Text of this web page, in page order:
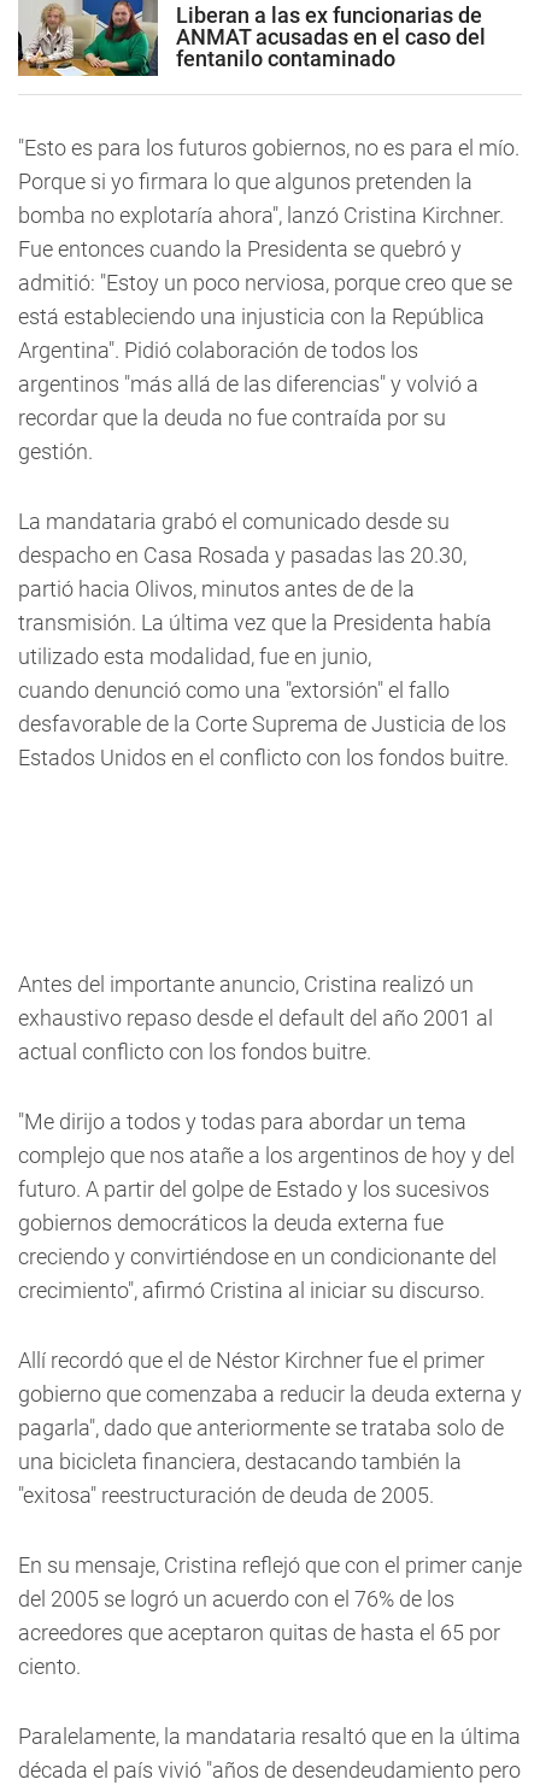
Liberan a las ex funcionarias de
ANMAT acusadas en el caso del
fentanilo contaminado
"Esto es para los futuros gobiernos, no es para el mío.
Porque si yo firmara lo que algunos pretenden la
bomba no explotaría ahora", lanzó Cristina Kirchner.
Fue entonces cuando la Presidenta se quebró y
admitió: "Estoy un poco nerviosa, porque creo que se
está estableciendo una injusticia con la República
Argentina". Pidió colaboración de todos los
argentinos "más allá de las diferencias" y volvió a
recordar que la deuda no fue contraída por su
gestión.
La mandataria grabó el comunicado desde su
despacho en Casa Rosada y pasadas las 20.30,
partió hacia Olivos, minutos antes de de la
transmisión. La última vez que la Presidenta había
utilizado esta modalidad, fue en junio,
cuando denunció como una "extorsión" el fallo
desfavorable de la Corte Suprema de Justicia de los
Estados Unidos en el conflicto con los fondos buitre.
Antes del importante anuncio, Cristina realizó un
exhaustivo repaso desde el default del año 2001 al
actual conflicto con los fondos buitre.
"Me dirijo a todos y todas para abordar un tema
complejo que nos atañe a los argentinos de hoy y del
futuro. A partir del golpe de Estado y los sucesivos
gobiernos democráticos la deuda externa fue
creciendo y convirtiéndose en un condicionante del
crecimiento", afirmó Cristina al iniciar su discurso.
Allí recordó que el de Néstor Kirchner fue el primer
gobierno que comenzaba a reducir la deuda externa y
pagarla", dado que anteriormente se trataba solo de
una bicicleta financiera, destacando también la
"exitosa" reestructuración de deuda de 2005.
En su mensaje, Cristina reflejó que con el primer canje
del 2005 se logró un acuerdo con el 76% de los
acreedores que aceptaron quitas de hasta el 65 por
ciento.
Paralelamente, la mandataria resaltó que en la última
década el país vivió "años de desendeudamiento pero